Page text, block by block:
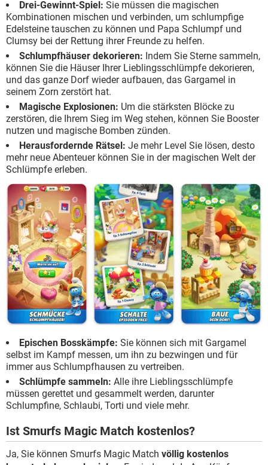
Drei-Gewinnt-Spiel: Sie müssen die magischen
Kombinationen mischen und verbinden, um schlumpfige
Edelsteine tauschen zu können und Papa Schlumpf und
Clumsy bei der Rettung ihrer Freunde zu helfen.
Schlumpfhäuser dekorieren: Indem Sie Sterne sammeln,
können Sie die Häuser Ihrer Lieblingsschlümpfe dekorieren,
und das ganze Dorf wieder aufbauen, das Gargamel in
seinem Zorn zerstört hat.
Magische Explosionen: Um die stärksten Blöcke zu
zerstören, die Ihrem Sieg im Weg stehen, können Sie Booster
nutzen und magische Bomben zünden.
Herausfordernde Rätsel: Je mehr Level Sie lösen, desto
mehr neue Abenteuer können Sie in der magischen Welt der
Schlümpfe erleben.
Epischen Bosskämpfe: Sie können sich mit Gargamel
selbst im Kampf messen, um ihn zu bezwingen und für
immer aus Schlumpfhausen zu vertreiben.
Schlümpfe sammeln: Alle ihre Lieblingsschlümpfe
müssen gerettet und gesammelt werden, darunter
Schlumpfine, Schlaubi, Torti und viele mehr.
Ist Smurfs Magic Match kostenlos?
Ja, Sie können Smurfs Magic Match völlig kostenlos